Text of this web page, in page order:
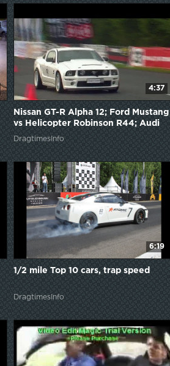
4:37
Nissan GT-R Alpha 12; Ford Mustang
vs Helicopter Robinson R44; Audi
RS6 Sportec; Porsche 911 Turbo
DragtimesInfo
6:19
1/2 mile Top 10 cars, trap speed
DragtimesInfo